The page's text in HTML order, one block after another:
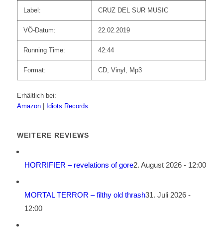
Label: CRUZ DEL SUR MUSIC
VÖ-Datum: 22.02.2019
Running Time: 42:44
Format: CD, Vinyl, Mp3
Erhältlich bei:
Amazon
Idiots Records
WEITERE REVIEWS
HORRIFIER – revelations of gore2. August 2026 - 12:00
MORTAL TERROR – filthy old thrash31. Juli 2026 -
12:00